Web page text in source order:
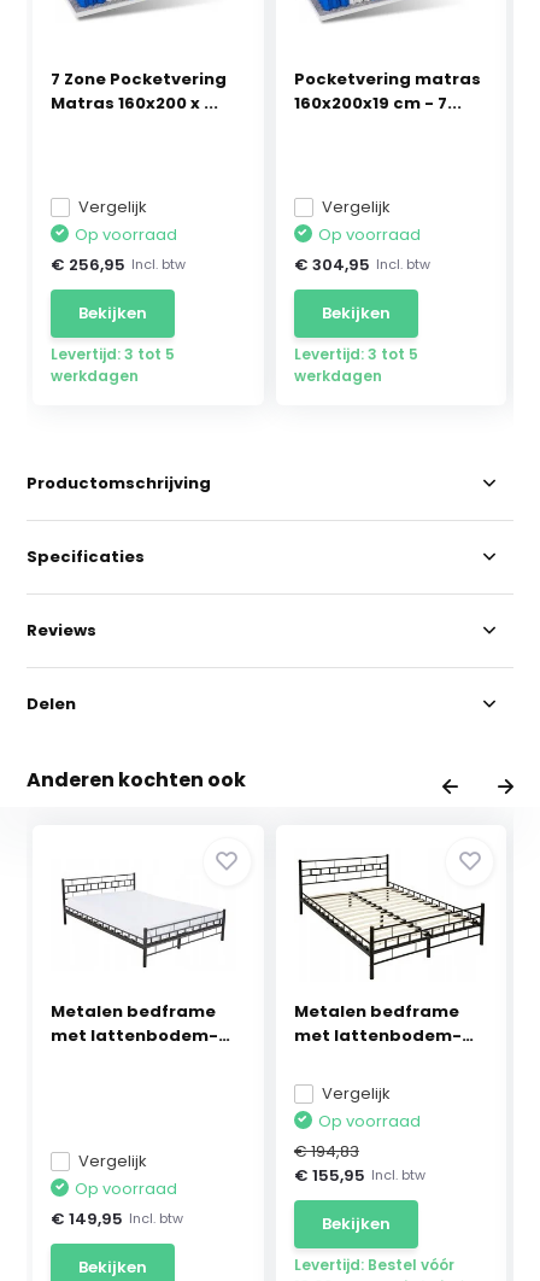
7 Zone Pocketvering
Matras 160x200 x ...
Vergelijk
Op voorraad
€ 256,95 Incl. btw
Bekijken
Levertijd: 3 tot 5
werkdagen
Pocketvering matras
160x200x19 cm - 7...
Vergelijk
Op voorraad
€ 304,95 Incl. btw
Bekijken
Levertijd: 3 tot 5
werkdagen
Productomschrijving
Specificaties
Reviews
Delen
Anderen kochten ook
Metalen bedframe
met lattenbodem-
Vergelijk
Op voorraad
€ 149,95 Incl. btw
Bekijken
Metalen bedframe
met lattenbodem-
Vergelijk
Op voorraad
€ 194,83
€ 155,95 Incl. btw
Bekijken
Levertijd: Bestel vóór